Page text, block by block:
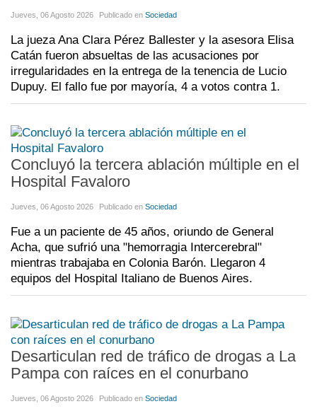
Jueves, 06 Agosto 2026 Publicado en Sociedad
La jueza Ana Clara Pérez Ballester y la asesora Elisa
Catán fueron absueltas de las acusaciones por
irregularidades en la entrega de la tenencia de Lucio
Dupuy. El fallo fue por mayoría, 4 a votos contra 1.
Concluyó la tercera ablación múltiple en el
Hospital Favaloro
Jueves, 06 Agosto 2026 Publicado en Sociedad
Fue a un paciente de 45 años, oriundo de General
Acha, que sufrió una "hemorragia Intercerebral"
mientras trabajaba en Colonia Barón. Llegaron 4
equipos del Hospital Italiano de Buenos Aires.
Desarticulan red de tráfico de drogas a La
Pampa con raíces en el conurbano
Jueves, 06 Agosto 2026 Publicado en Sociedad